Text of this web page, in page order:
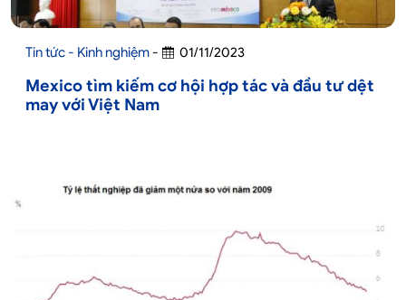
Tin tức - Kinh nghiệm - 01/11/2023
Mexico tìm kiếm cơ hội hợp tác và đầu tư dệt
may với Việt Nam